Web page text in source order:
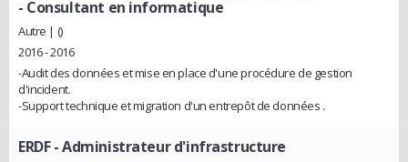
- Consultant en informatique
Autre | ()
2016 - 2016
-Audit des données et mise en place d'une procédure de gestion
d'incident.
-Support technique et migration d'un entrepôt de données .
ERDF- Administrateur d'infrastructure